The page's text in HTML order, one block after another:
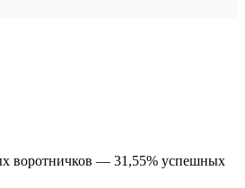
воротничков — 31,55% успешных